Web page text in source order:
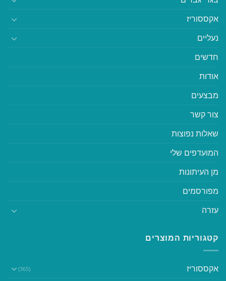
אקססוריז
נעליים
חדשים
אודות
מבצעים
צור קשר
שאלות נפוצות
המועדפים שלי
מן העיתונות
מפורסמים
עזרה
קטגוריות המוצרים
אקססוריז (365)